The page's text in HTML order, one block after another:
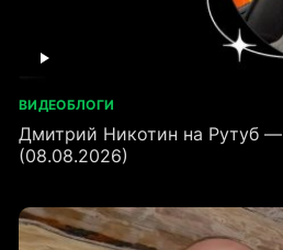
ВИДЕОБЛОГИ
Дмитрий Никотин на Рутуб
(08.08.2026)